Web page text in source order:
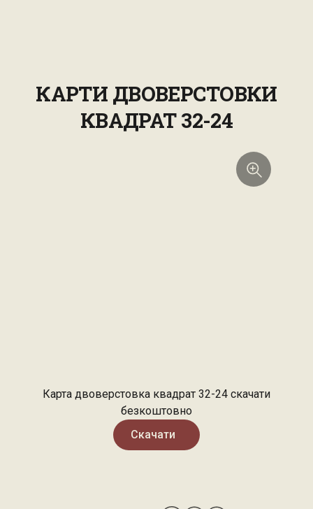
КАРТИ ДВОВЕРСТОВКИ
КВАДРАТ 32-24
Карта двоверстовка квадрат 32-24 скачати
безкоштовно
Скачати